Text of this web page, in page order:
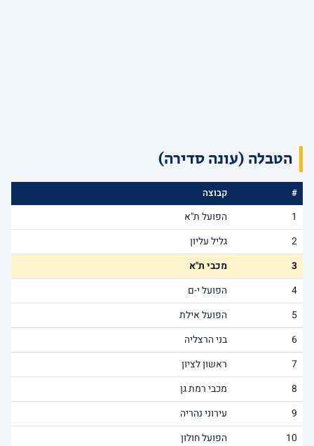
הטבלה (עונה סדירה)
#
קבוצה
1
הפועל ת"א
2
גליל עליון
3
מכבי ת"א
4
הפועל י-ם
5
הפועל אילת
6
בני הרצליה
7
ראשון לציון
8
מכבי רמת גן
9
עירוני נהריה
10
הפועל חולון